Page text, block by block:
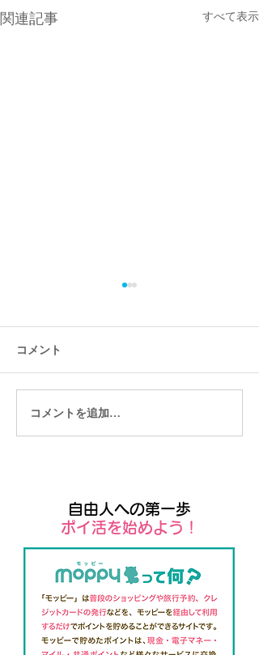
関連記事 すべて表示
ユーザー向けのモバイル
アプリSpaces by Wix
コメント
コメントを追加…
自由人への第一歩
​ポイ活を始めよう！